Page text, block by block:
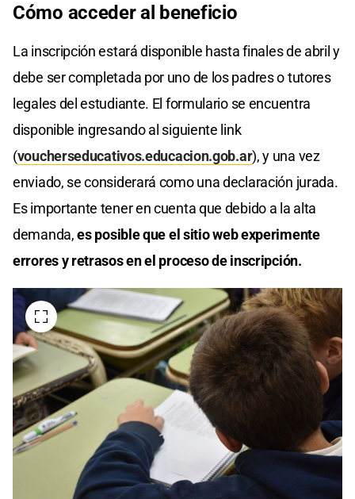
Cómo acceder al beneficio
La inscripción estará disponible hasta finales de abril y
debe ser completada por uno de los padres o tutores
legales del estudiante. El formulario se encuentra
disponible ingresando al siguiente link
(voucherseducativos.educacion.gob.ar), y una vez
enviado, se considerará como una declaración jurada.
Es importante tener en cuenta que debido a la alta
demanda,es posible que el sitio web experimente
errores y retrasos en el proceso de inscripción.